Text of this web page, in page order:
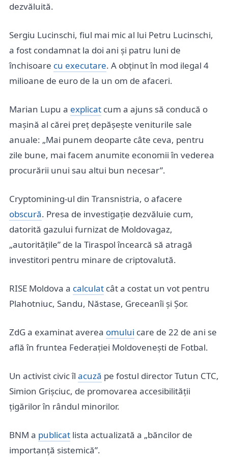
dezvăluită.
Sergiu Lucinschi, fiul mai mic al lui Petru Lucinschi,
a fost condamnat la doi ani și patru luni de
închisoare cu executare. A obținut în mod ilegal 4
milioane de euro de la un om de afaceri.
Marian Lupu a explicat cum a ajuns să conducă o
mașină al cărei preț depășește veniturile sale
anuale: „Mai punem deoparte câte ceva, pentru
zile bune, mai facem anumite economii în vederea
procurării unui sau altui bun necesar”.
Cryptomining-ul din Transnistria, o afacere
obscură. Presa de investigație dezvăluie cum,
datorită gazului furnizat de Moldovagaz,
„autoritățile” de la Tiraspol încearcă să atragă
investitori pentru minare de criptovalută.
RISE Moldova a calculat cât a costat un vot pentru
Plahotniuc, Sandu, Năstase, Greceanîi și Șor.
ZdG a examinat averea omului care de 22 de ani se
află în fruntea Federației Moldovenești de Fotbal.
Un activist civic îl acuză pe fostul director Tutun CTC,
Simion Grișciuc, de promovarea accesibilității
țigărilor în rândul minorilor.
BNM a publicat lista actualizată a „băncilor de
importanță sistemică”.